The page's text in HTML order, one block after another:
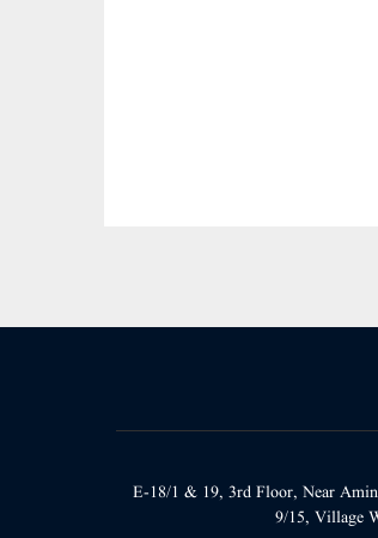
E-18/1 & 19, 3rd Floor, Near
9/15, Village